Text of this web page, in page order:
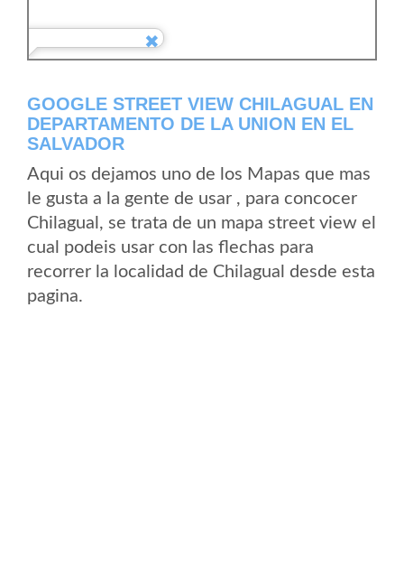
GOOGLE STREET VIEW CHILAGUAL EN
DEPARTAMENTO DE LA UNION EN EL
SALVADOR
Aqui os dejamos uno de los Mapas que mas
le gusta a la gente de usar , para concocer
Chilagual, se trata de un mapa street view el
cual podeis usar con las flechas para
recorrer la localidad de Chilagual desde esta
pagina.